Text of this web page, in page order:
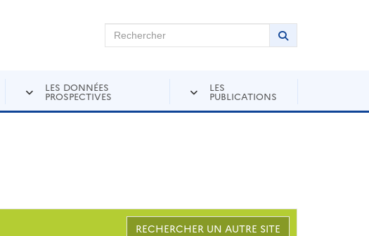
Rechercher sur Andra Inventaire Rechercher
Lancer la
LES DONNÉES
PROSPECTIVES
LES
PUBLICATIONS
RECHERCHER UN AUTRE SITE